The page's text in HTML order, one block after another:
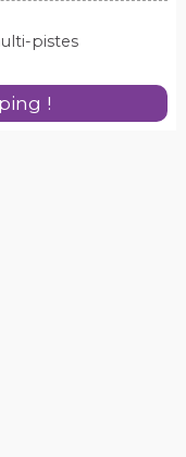
pistes
!